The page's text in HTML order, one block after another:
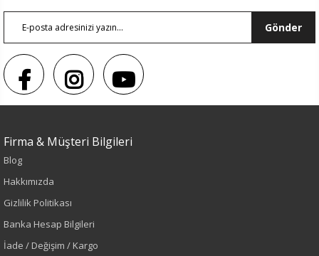
Sezon : YAZLIK
Renk
Lacivert
Gönder
Firma & Müşteri Bilgileri
Blog
Hakkımızda
Gizlilik Politikası
Banka Hesap Bilgileri
İade / Değişim / Kargo